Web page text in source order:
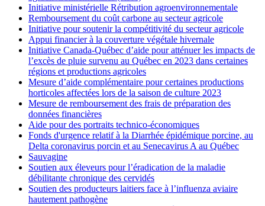
Initiative ministérielle Rétribution agroenvironnementale
Remboursement du coût carbone au secteur agricole
Initiative pour soutenir la compétitivité du secteur agricole
Appui financier à la couverture végétale hivernale
Initiative Canada-Québec d’aide pour atténuer les impacts de
l’excès de pluie survenu au Québec en 2023 dans certaines
régions et productions agricoles
Mesure d’aide complémentaire pour certaines productions
horticoles affectées lors de la saison de culture 2023
Mesure de remboursement des frais de préparation des
données financières
Aide pour des portraits technico-économiques
Fonds d'urgence relatif à la Diarrhée épidémique porcine, au
Delta coronavirus porcin et au Senecavirus A au Québec
Sauvagine
Soutien aux éleveurs pour l’éradication de la maladie
débilitante chronique des cervidés
Soutien des producteurs laitiers face à l’influenza aviaire
hautement pathogène